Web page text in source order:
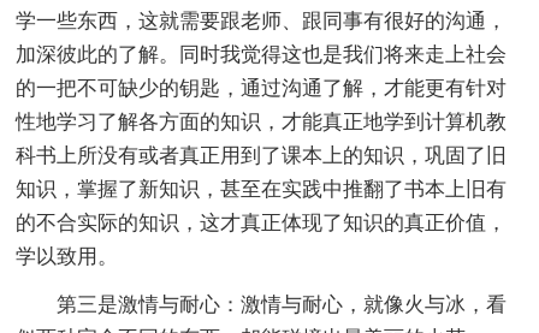
学一些东西，这就需要跟老师、跟同事有很好的沟通，
加深彼此的了解。同时我觉得这也是我们将来走上社会
的一把不可缺少的钥匙，通过沟通了解，才能更有针对
性地学习了解各方面的知识，才能真正地学到计算机教
科书上所没有或者真正用到了课本上的知识，巩固了旧
知识，掌握了新知识，甚至在实践中推翻了书本上旧有
的不合实际的知识，这才真正体现了知识的真正价值，
学以致用。
第三是激情与耐心：激情与耐心，就像火与冰，看